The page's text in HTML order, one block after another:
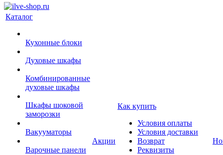
Каталог
Кухонные блоки
Духовые шкафы
Комбинированные
духовые шкафы
Шкафы шоковой
заморозки
Вакууматоры
Варочные панели
Акции
Как купить
Условия оплаты
Условия доставки
Возврат
Реквизиты